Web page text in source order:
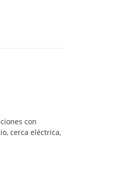
con
cerca eléctrica,